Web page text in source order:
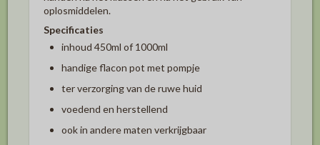
oplosmiddelen.
Specificaties
inhoud 450ml of 1000ml
handige flacon pot met pompje
ter verzorging van de ruwe huid
voedend en herstellend
ook in andere maten verkrijgbaar